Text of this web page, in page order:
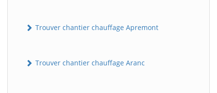
Trouver chantier chauffage Apremont
Trouver chantier chauffage Aranc